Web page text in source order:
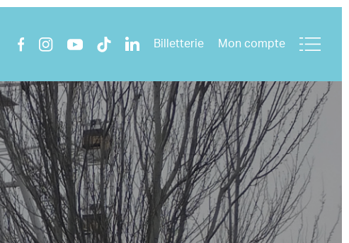
Billetterie Mon compte